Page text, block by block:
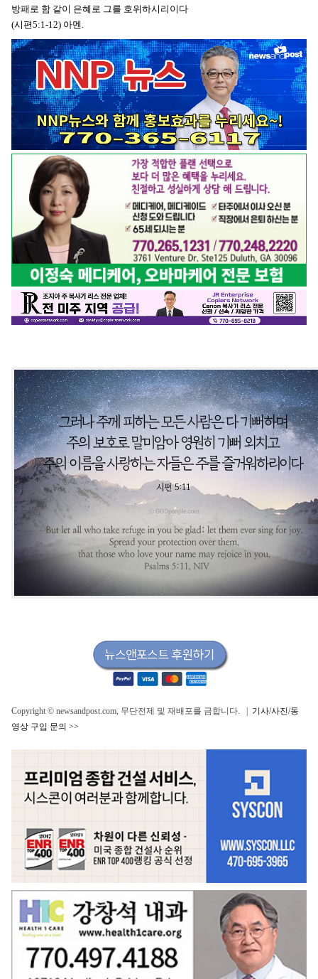
방패로 함 같이 은혜로 그를 호위하시리이다
(시편5:1-12) 아멘.
Copyright © newsandpost.com, 무단전제 및 재배포를 금합니다. | 기사/사진/동
영상 구입 문의 >>